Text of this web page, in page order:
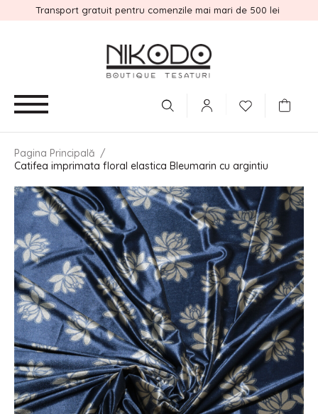
Transport gratuit pentru comenzile mai mari de 500 lei
Pagina Principală /
Catifea imprimata floral elastica Bleumarin cu argintiu